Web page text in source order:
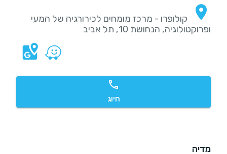
קולופרו - מרכז מומחים לכירורגיה של המעי
ופרוקטולוגיה, הנחושת 10, תל אביב
חיוג
מדיה